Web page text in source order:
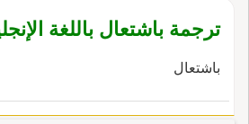
ترجمة باشتعال باللغة
باشتعال